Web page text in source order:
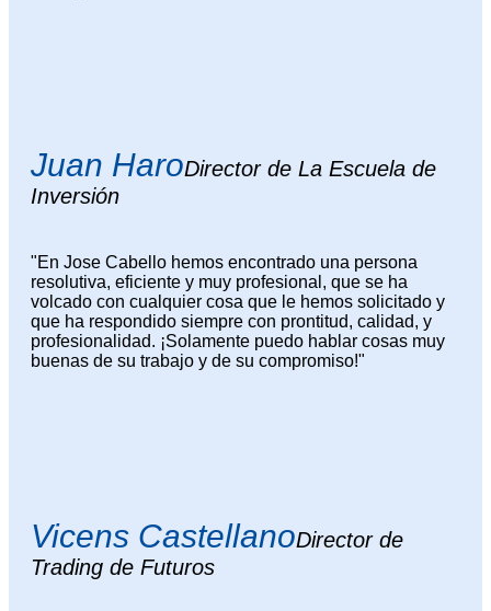
Juan HaroDirector de La Escuela de
Inversión
"En Jose Cabello hemos encontrado una persona
resolutiva, eficiente y muy profesional, que se ha
volcado con cualquier cosa que le hemos solicitado y
que ha respondido siempre con prontitud, calidad, y
profesionalidad. ¡Solamente puedo hablar cosas muy
buenas de su trabajo y de su compromiso!"
Vicens CastellanoDirector de
Trading de Futuros